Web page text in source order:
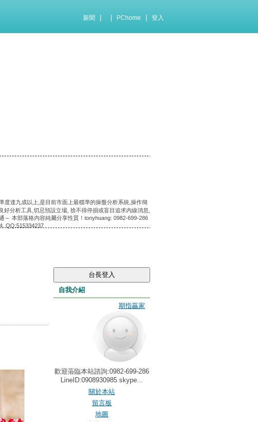
新聞 PChome 登入
度達九成以上,是目前市面上最穩準的操盤分析系統,操作簡
分析工具,切忌預設立場, 捨不得停損或盲目追求內線消息,
本部落格內容純屬分享性質！tonyhuang: 0982-699-286
QQ:515334237
自我介紹
期指贏家
歡迎蒞臨本站諮詢:0982-699-286
LineID:0908930985 skype...
關於本站
留言板
地圖